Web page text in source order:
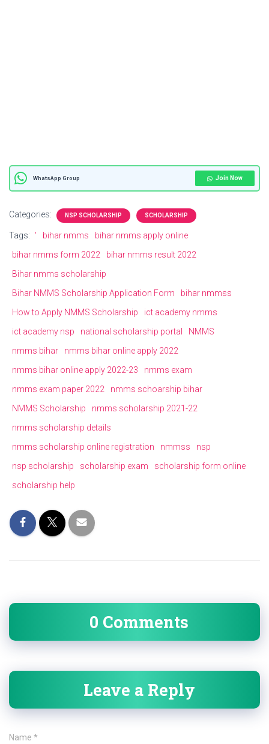
WhatsApp Group Join Now
Categories: NSP SCHOLARSHIP SCHOLARSHIP
Tags: ' bihar nmms
bihar nmms apply online
bihar nmms form 2022
bihar nmms result 2022
Bihar nmms scholarship
Bihar NMMS Scholarship Application Form
bihar nmmss
How to Apply NMMS Scholarship
ict academy nmms
ict academy nsp
national scholarship portal
NMMS
nmms bihar
nmms bihar online apply 2022
nmms bihar online apply 2022-23
nmms exam
nmms exam paper 2022
nmms schoarship bihar
NMMS Scholarship
nmms scholarship 2021-22
nmms scholarship details
nmms scholarship online registration
nmmss
nsp
nsp scholarship
scholarship exam
scholarship form online
scholarship help
0 Comments
Leave a Reply
Name *